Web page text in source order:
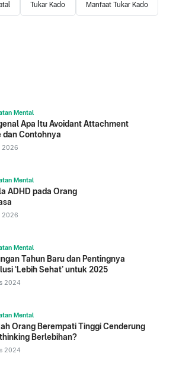
Tukar Kado Manfaat Tukar Kado
Mental
Apa Itu Avoidant Attachment
dan Contohnya
2026
Mental
ADHD pada Orang
2026
Mental
Tahun Baru dan Pentingnya
‘Lebih Sehat’ untuk 2025
2024
Mental
Orang Berempati Tinggi Cenderung
Berlebihan?
2024